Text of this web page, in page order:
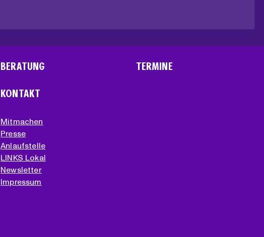
BERATUNG
KONTAKT
Mitmachen
Presse
Anlaufstelle
LINKS Lokal
Newsletter
Impressum
TERMINE